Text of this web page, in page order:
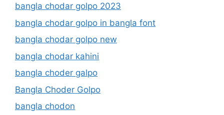
bangla chodar golpo 2023
bangla chodar golpo in bangla font
bangla chodar golpo new
bangla chodar kahini
bangla choder galpo
Bangla Choder Golpo
bangla chodon